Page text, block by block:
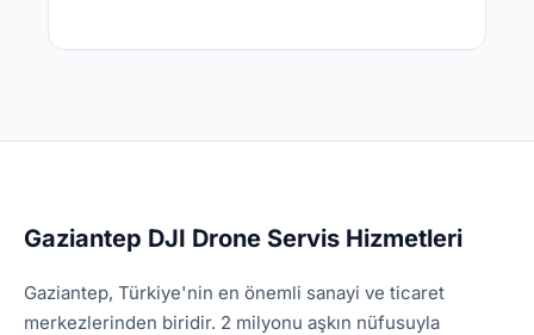
Gaziantep DJI Drone Servis Hizmetleri
Gaziantep, Türkiye'nin en önemli sanayi ve ticaret
merkezlerinden biridir. 2 milyonu aşkın nüfusuyla